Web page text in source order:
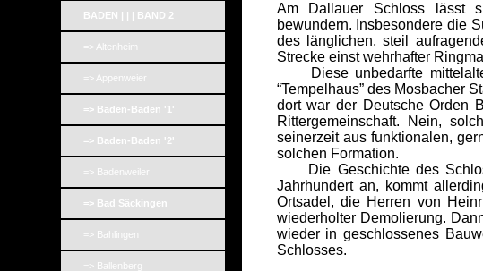
BADEN | | | BAND 2
=> Altenheim
=> Appenweier
=> Baden-Baden '1'
=> Baden-Baden '2'
=> Badenweiler
=> Bad Säckingen
=> Bahlingen
=> Ballenberg
Am Dallauer Schloss lässt
bewundern. Insbesondere die
des länglichen, steil
Strecke einst wehrhafter
Diese unbedarfte
“Tempelhaus” des Mosbacher
dort war der Deutsche Orden
Rittergemeinschaft. Nein,
seinerzeit aus funktionalen,
solchen Formation.
Die Geschichte des
Jahrhundert an, kommt
Ortsadel, die Herren von
wiederholter Demolierung.
wieder in geschlossenes
Schlosses.